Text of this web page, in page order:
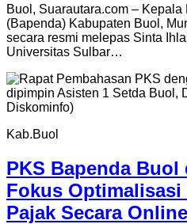
Buol, Suarautara.com –
(Bapenda) Kabupaten Buol,
secara resmi melepas Sinta
Universitas Sulbar…
Kab.Buol
PKS Bapenda
Fokus Optimalisasi
Pajak Secara